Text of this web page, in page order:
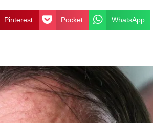
Pinterest Pocket WhatsApp